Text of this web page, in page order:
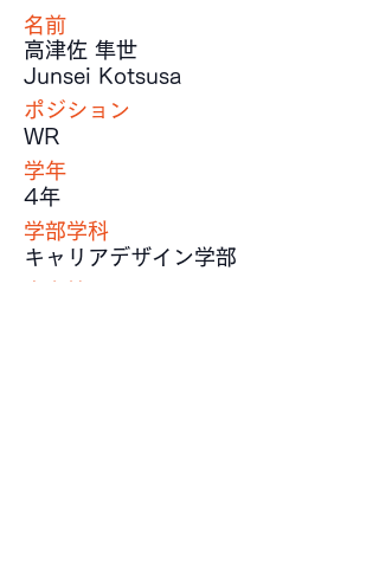
​名前
高津佐 隼世
Junsei Kotsusa
ポジション
WR
学年
4年
学部学科
キャリアデザイン学部